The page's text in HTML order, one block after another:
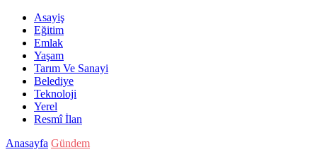
Asayiş
Eğitim
Emlak
Yaşam
Tarım Ve Sanayi
Belediye
Teknoloji
Yerel
Resmî İlan
Anasayfa Gündem